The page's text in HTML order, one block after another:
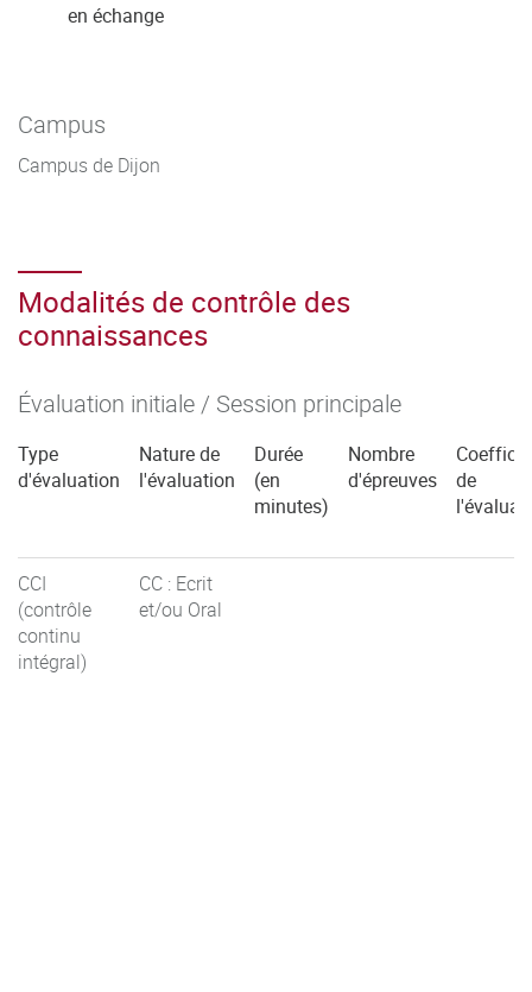
en échange
Campus
Campus de Dijon
Modalités de contrôle des
connaissances
Évaluation initiale / Session principale
Type
d'évaluation
Nature de
l'évaluation
Durée
(en
minutes)
Nombre
d'épreuves
de
CCI
(contrôle
continu
intégral)
CC : Ecrit
et/ou Oral